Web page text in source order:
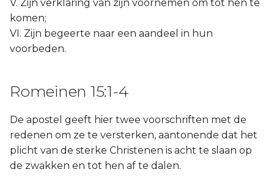
V. Zijn verklaring van zijn voornemen om tot hen te
komen;
VI. Zijn begeerte naar een aandeel in hun
voorbeden.
Romeinen 15:1-4
De apostel geeft hier twee voorschriften met de
redenen om ze te versterken, aantonende dat het
plicht van de sterke Christenen is acht te slaan op
de zwakken en tot hen af te dalen.